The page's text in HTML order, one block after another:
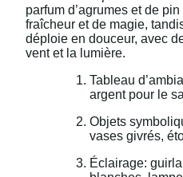
parfum d’agrumes et de
fraîcheur et de magie,
déploie en douceur, avec
vent et la lumière.
Tableau
argent pour le
Objets
vases givrés,
Éclairage: